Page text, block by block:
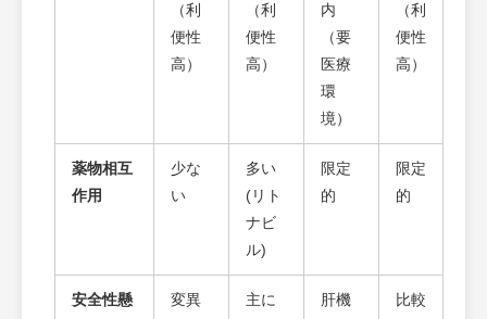
（利
便性
高）
（利
便性
高）
内
（要
医療
環
境）
（利
便性
高）
薬物相互
作用
少な
い
多い
(リト
ナビ
ル)
限定
的
限定
的
安全性懸
変異
主に
肝機
比較